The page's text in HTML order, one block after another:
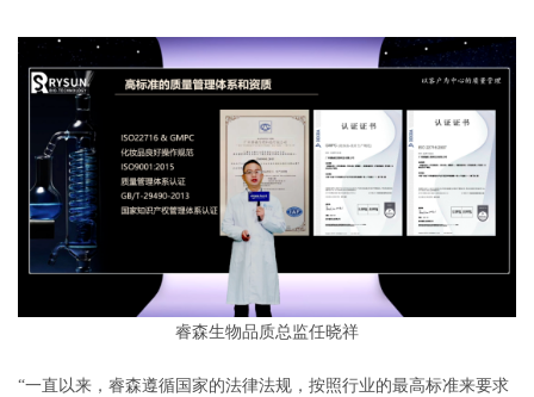
睿森生物品质总监任晓祥
“一直以来，睿森遵循国家的法律法规，按照行业的最高标准来要求